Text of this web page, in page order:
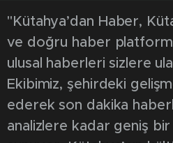
"Kütahya’dan Haber,
ve doğru haber
ulusal haberleri sizlere
Ekibimiz, şehirdeki
ederek son dakika
analizlere kadar geniş